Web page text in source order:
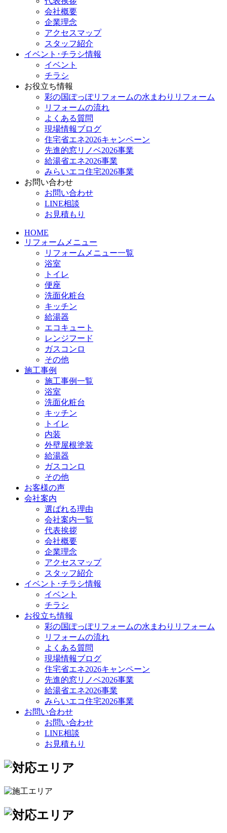
会社概要
企業理念
アクセスマップ
スタッフ紹介
イベント･チラシ情報
イベント
チラシ
お役立ち情報
彩の国ぽっぽリフォームの水まわりリフォーム
リフォームの流れ
よくある質問
現場情報ブログ
住宅省エネ2026キャンペーン
先進的窓リノベ2026事業
給湯省エネ2026事業
みらいエコ住宅2026事業
お問い合わせ
お問い合わせ
LINE相談
お見積もり
HOME
リフォームメニュー
リフォームメニュー一覧
浴室
トイレ
便座
洗面化粧台
キッチン
給湯器
エコキュート
レンジフード
ガスコンロ
その他
施工事例
施工事例一覧
浴室
洗面化粧台
キッチン
トイレ
内装
外壁屋根塗装
給湯器
ガスコンロ
その他
お客様の声
会社案内
選ばれる理由
会社案内一覧
代表挨拶
会社概要
企業理念
アクセスマップ
スタッフ紹介
イベント･チラシ情報
イベント
チラシ
お役立ち情報
彩の国ぽっぽリフォームの水まわりリフォーム
リフォームの流れ
よくある質問
現場情報ブログ
住宅省エネ2026キャンペーン
先進的窓リノベ2026事業
給湯省エネ2026事業
みらいエコ住宅2026事業
お問い合わせ
お問い合わせ
LINE相談
お見積もり